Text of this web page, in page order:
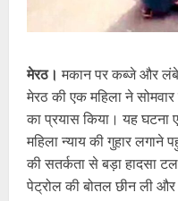
मेरठ। मकान पर कब्जे और
मेरठ की एक महिला ने
का प्रयास किया। यह घटना
महिला न्याय की गुहार लगाने
की सतर्कता से बड़ा हादसा
पेट्रोल की बोतल छीन ली